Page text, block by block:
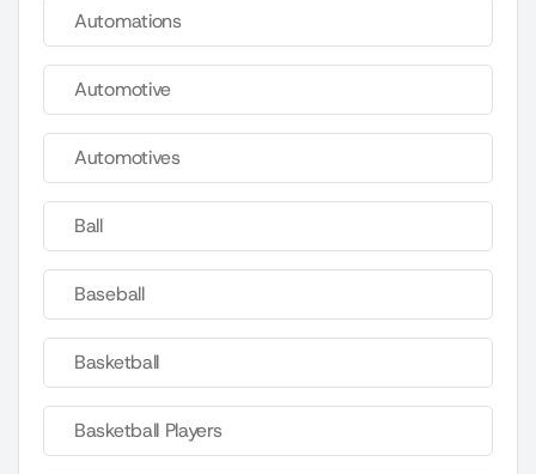
Automations
Automotive
Automotives
Ball
Baseball
Basketball
Basketball Players